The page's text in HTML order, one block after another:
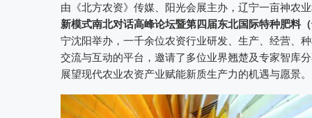
由《北方农资》传媒、阳光会展主办，辽宁一亩神农
新模式南北对话高峰论坛暨第四届东北国际特种肥料
宁沈阳举办，一千余位农资行业研发、生产、经营、
交流与互动的平台，邀请了多位业界翘楚及专家智库
展望现代农业农资产业赋能新质生产力的机遇与愿景。